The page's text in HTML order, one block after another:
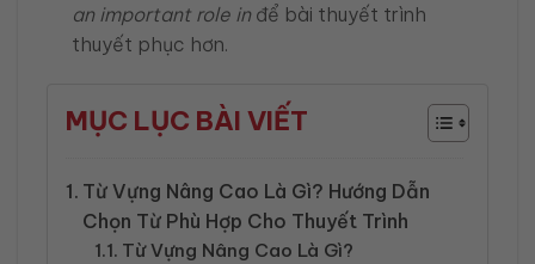
an important role inđể bài thuyết trình
thuyết phục hơn.
MỤC LỤC BÀI VIẾT
Từ Vựng Nâng Cao Là Gì? Hướng Dẫn
Chọn Từ Phù Hợp Cho Thuyết Trình
Từ Vựng Nâng Cao Là Gì?